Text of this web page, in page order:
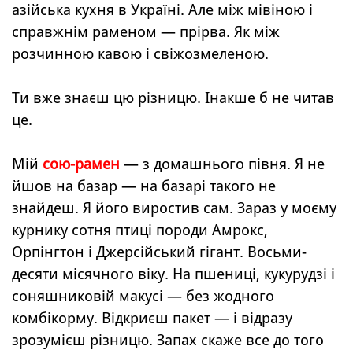
азійська кухня в Україні. Але між мівіною і
справжнім раменом — прірва. Як між
розчинною кавою і свіжозмеленою.
Ти вже знаєш цю різницю. Інакше б не читав
це.
Мій сою-рамен — з домашнього півня. Я не
йшов на базар — на базарі такого не
знайдеш. Я його виростив сам. Зараз у моєму
курнику сотня птиці породи Амрокс,
Орпінгтон і Джерсійський гігант. Восьми-
десяти місячного віку. На пшениці, кукурудзі і
соняшниковій макусі — без жодного
комбікорму. Відкриєш пакет — і відразу
зрозумієш різницю. Запах скаже все до того